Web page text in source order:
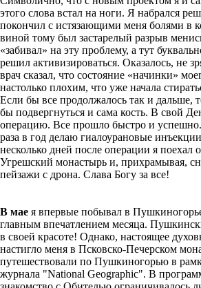
этого слова встал на ноги. Я набрался
покончил с истязающими меня болями в
виной тому был застарелый разрыв
«забивал» на эту проблему, а тут
решил активизироваться. Оказалось, не
врач сказал, что состояние «начинки»
настолько плохим, что уже начала
Если бы все продолжалось так и дальше,
бы подвергнуться и сама кость. В свой
операцию. Все прошло быстро и
раза в год делаю гиалоурановые
несколько дней после операции я поехал
Угрешский монастырь и, прихрамывая,
пейзажи с дрона. Слава Богу за все!
В мае я впервые побывал в
главным впечатлением месяца.
в своей красоте! Однако, настоящее
настигло меня в Псковско-Печерском
путешествовали по Пушкиногорью в
журнала "National Geographic". В